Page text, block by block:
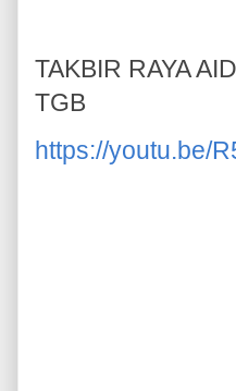
TAKBIR RAYA
TGB
https://youtu.be/